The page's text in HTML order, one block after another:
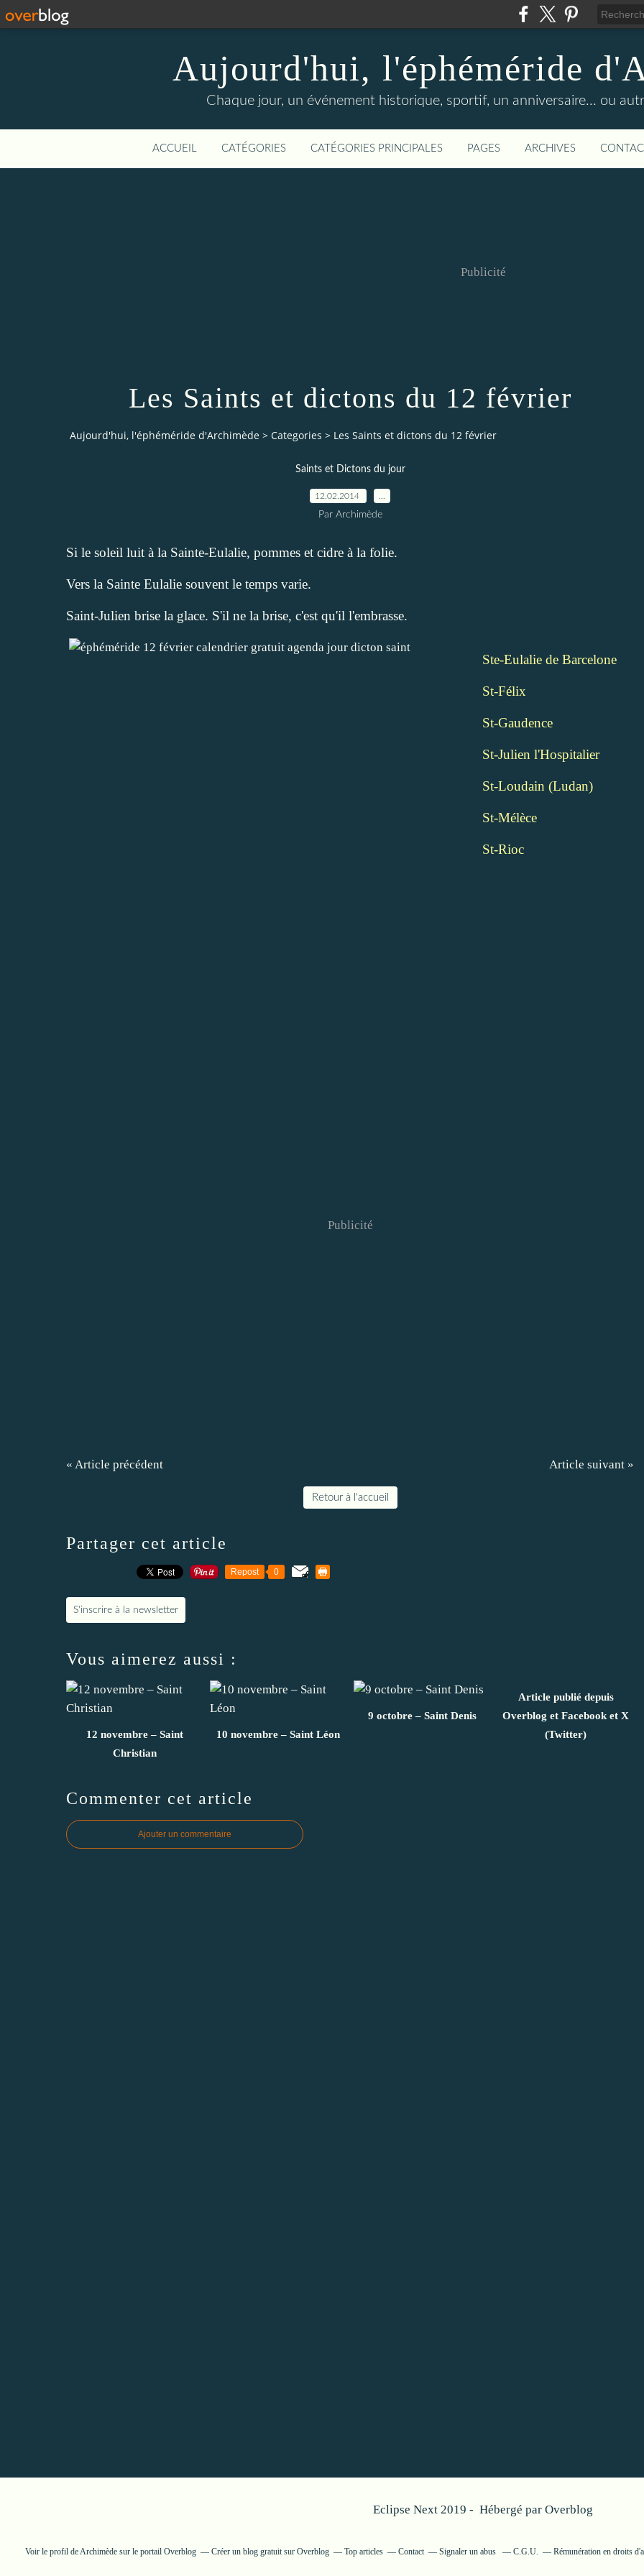
Aujourd'hui, l'éphéméride
Chaque jour, un événement historique, sportif, un anniversaire... ou
ACCUEIL CATÉGORIES CATÉGORIES PRINCIPALES PAGES ARCHIVES
Publicité
Les Saints et dictons du 12 février
Aujourd'hui, l'éphéméride d'Archimède > Categories > Les Saints et dictons du 12 février
Saints et Dictons du jour
12.02.2014
Par Archimède
Si le soleil luit à la Sainte-Eulalie, pommes et cidre à la folie.
Vers la Sainte Eulalie souvent le temps varie.
Saint-Julien brise la glace. S'il ne la brise, c'est qu'il l'embrasse.
Ste-Eulalie de Barcelone
St-Félix
St-Gaudence
St-Julien l'Hospitalier
St-Loudain (Ludan)
St-Mélèce
St-Rioc
Publicité
« Article précédent Article suivant »
Retour à l'accueil
Partager cet article
Repost 0
S'inscrire à la newsletter
Vous aimerez aussi :
12 novembre – Saint
Christian
10 novembre – Saint Léon
9 octobre – Saint Denis
Article publié depuis
Overblog et Facebook et X
(Twitter)
Commenter cet article
Ajouter un commentaire
Eclipse Next 2019 - Hébergé par Overblog
Voir le profil deArchimède sur le portail Overblog Créer un blog gratuit sur Overblog Top articles Contact Signaler un abus C.G.U. Rémunération en droits